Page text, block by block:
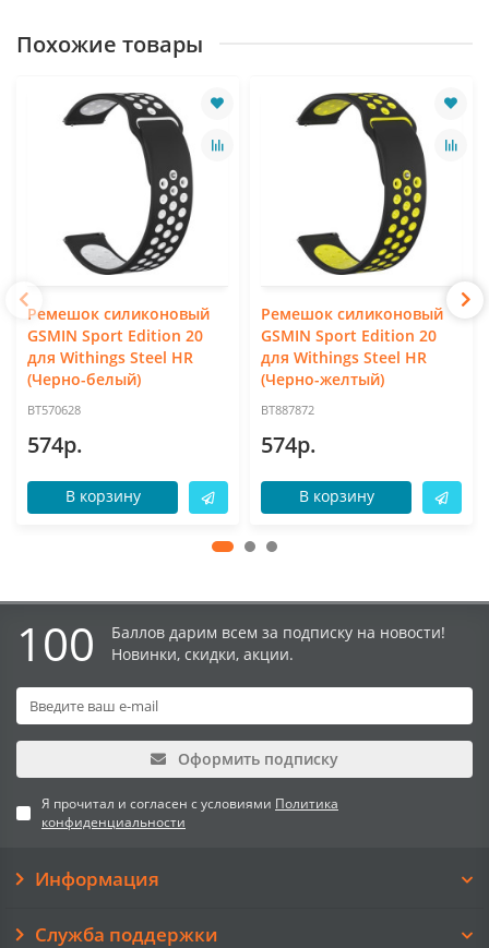
Похожие товары
Ремешок силиконовый
GSMIN Sport Edition 20
для Withings Steel HR
(Черно-белый)
BT570628
574р.
В корзину
Ремешок силиконовый
GSMIN Sport Edition 20
для Withings Steel HR
(Черно-желтый)
BT887872
574р.
В корзину
100
Баллов дарим всем за подписку на новости!
Новинки, скидки, акции.
Оформить подписку
Я прочитал и согласен с условиями Политика
конфиденциальности
Информация
Служба поддержки